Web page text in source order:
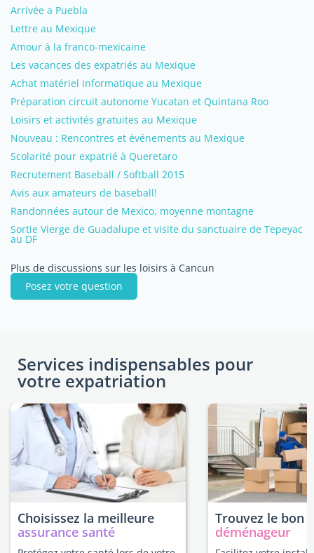
Arrivée a Puebla
Lettre au Mexique
Amour à la franco-mexicaine
Les vacances des expatriés au Mexique
Achat matériel informatique au Mexique
Préparation circuit autonome Yucatan et Quintana Roo
Loisirs et activités gratuites au Mexique
Nouveau : Rencontres et événements au Mexique
Scolarité pour expatrié à Queretaro
Recrutement Baseball / Softball 2015
Avis aux amateurs de baseball!
Randonnées autour de Mexico, moyenne montagne
Sortie Vierge de Guadalupe et visite du sanctuaire de Tepeyac
au DF
Plus de discussions sur les loisirs à Cancun
Posez votre question
Services indispensables pour
votre expatriation
Choisissez la meilleure
assurance santé
Trouvez le bon
déménageur